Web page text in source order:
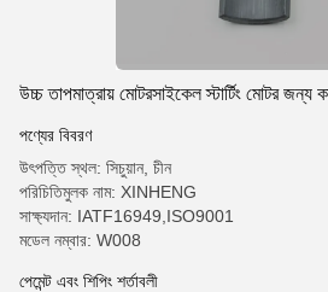
উচ্চ তাপমাত্রায় মোটরসাইকেল স্টার্টিং মোটর জন্য
পণ্যের বিবরণ
উৎপত্তি স্থল: সিচুয়ান, চীন
পরিচিতিমুলক নাম: XINHENG
সাক্ষ্যদান: IATF16949,ISO9001
মডেল নম্বার: W008
পেমেন্ট এবং শিপিং শর্তাবলী